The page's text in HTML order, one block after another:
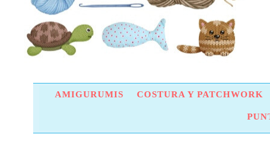
AMIGURUMIS COSTURA Y PATCHWORK